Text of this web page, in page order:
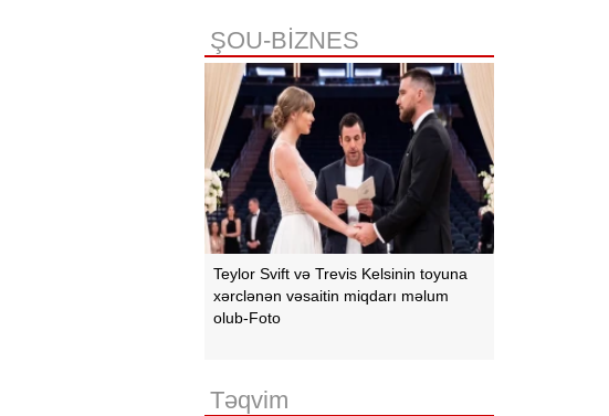
ŞOU-BİZNES
Teylor Svift və Trevis Kelsinin toyuna
xərclənən vəsaitin miqdarı məlum
olub-Foto
Təqvim